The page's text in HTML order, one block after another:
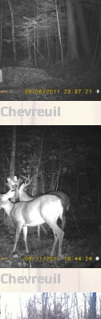
Chevreuil
Chevreuil